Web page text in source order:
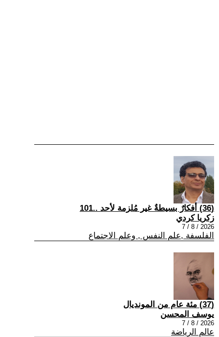
(36) أفكارٌ بسيطةٌ غير مُلزمة لأحد ..101
زكريا كردي
2026 / 8 / 7
الفلسفة ,علم النفس , وعلم الاجتماع
(37) مئة عام من المونديال
يوسف المحسن
2026 / 8 / 7
عالم الرياضة